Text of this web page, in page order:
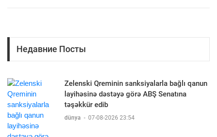
Недавние Посты
Zelenski Qreminin sanksiyalarla bağlı qanun
layihəsinə dəstəyə görə ABŞ Senatına
təşəkkür edib
dünya - 07-08-2026 23:54